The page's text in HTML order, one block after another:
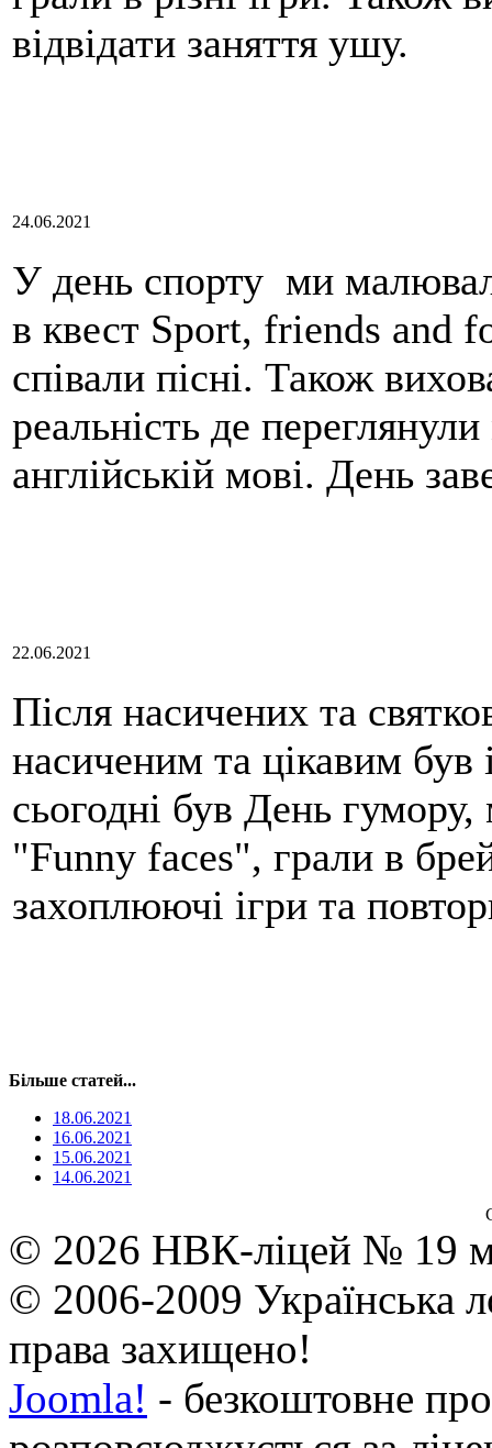
відвідати заняття ушу.
24.06.2021
У день спорту ми
в квест Sport, friends and
співали пісні. Також
реальність де
англійській мові. День
22.06.2021
Після насичених та
насиченим та цікавим був
сьогодні був День
"Funny faces", грали в
захоплюючі ігри та
Більше статей...
18.06.2021
16.06.2021
15.06.2021
14.06.2021
© 2026 НВК-ліцей № 19
© 2006-2009 Українська
права захищено!
Joomla! - безкоштовне